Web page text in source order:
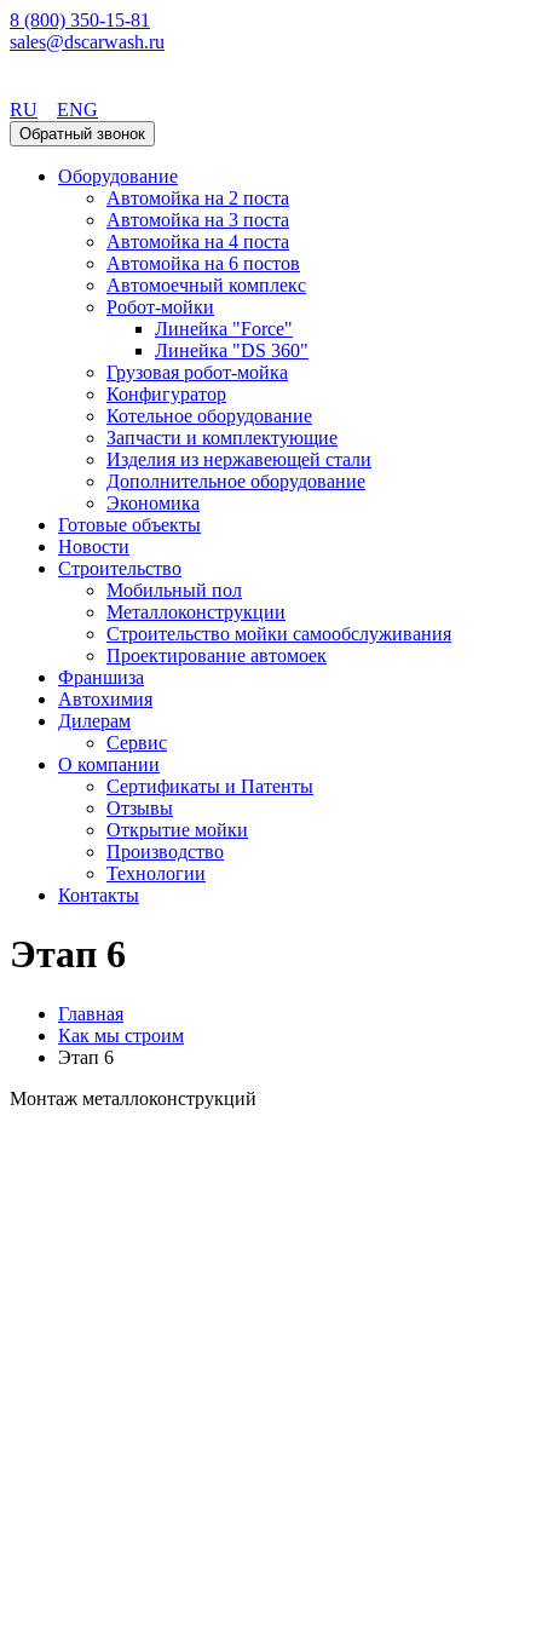
8 (800) 350-15-81
sales@dscarwash.ru
RU
ENG
Обратный звонок
Оборудование
Автомойка на 2 поста
Автомойка на 3 поста
Автомойка на 4 поста
Автомойка на 6 постов
Автомоечный комплекс
Робот-мойки
Линейка "Force"
Линейка "DS 360"
Грузовая робот-мойка
Конфигуратор
Котельное оборудование
Запчасти и комплектующие
Изделия из нержавеющей стали
Дополнительное оборудование
Экономика
Готовые объекты
Новости
Строительство
Мобильный пол
Металлоконструкции
Строительство мойки самообслуживания
Проектирование автомоек
Франшиза
Автохимия
Дилерам
Сервис
О компании
Сертификаты и Патенты
Отзывы
Открытие мойки
Производство
Технологии
Контакты
Этап 6
Главная
Как мы строим
Этап 6
Монтаж металлоконструкций